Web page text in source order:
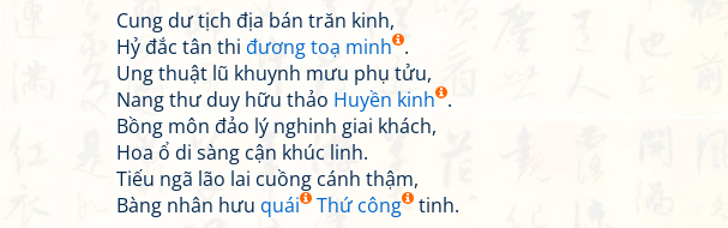
Cung dư tịch địa bán trăn kinh,
Hỷ đắc tân thi đương toạ minh .
Ung thuật lũ khuynh mưu phụ tửu,
Nang thư duy hữu thảo Huyền kinh .
Bồng môn đảo lý nghinh giai khách,
Hoa ổ di sàng cận khúc linh.
Tiếu ngã lão lai cuồng cánh thậm,
Bàng nhân hưu quái Thứ công tinh.